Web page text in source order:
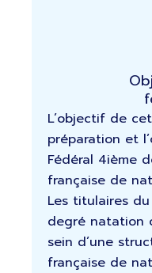
L’objectif de
préparation et
Fédéral 4ième
française de
Les titulaires
degré natation
sein d’une
française de